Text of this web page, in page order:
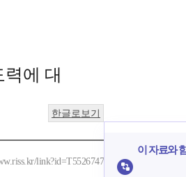
에 대
한글로보기
link?id=T5526747
이 자료와